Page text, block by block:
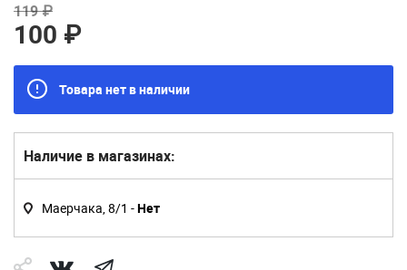
119 ₽
100 ₽
Товара нет в наличии
Наличие в магазинах:
Маерчака, 8/1 -Нет